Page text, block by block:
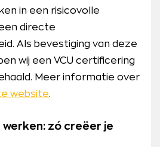
in een risicovolle
directe
Als bevestiging van deze
wij een VCU certificering
Meer informatie over
website.
werken: zó creëer je